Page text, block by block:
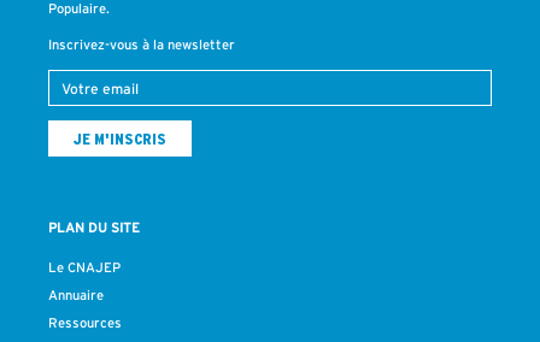
Populaire.
Inscrivez-vous à la newsletter
PLAN DU SITE
Le CNAJEP
Annuaire
Ressources